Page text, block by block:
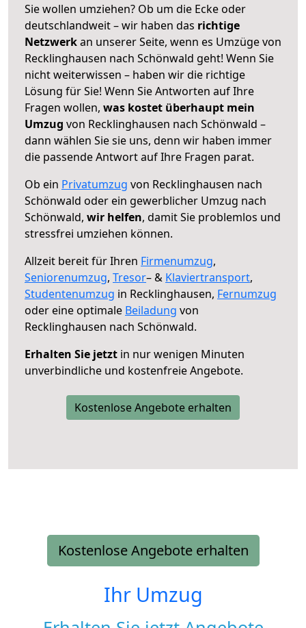
Sie wollen umziehen? Ob um die Ecke oder
deutschlandweit – wir haben das richtige
Netzwerkan unserer Seite, wenn es Umzüge von
Recklinghausen nach Schönwald geht! Wenn Sie
nicht weiterwissen – haben wir die richtige
Lösung für Sie! Wenn Sie Antworten auf Ihre
Fragen wollen, was kostet überhaupt mein
Umzug von Recklinghausen nach Schönwald –
dann wählen Sie sie uns, denn wir haben immer
die passende Antwort auf Ihre Fragen parat.
Ob ein Privatumzug von Recklinghausen nach
Schönwald oder ein gewerblicher Umzug nach
Schönwald, wir helfen, damit Sie problemlos und
stressfrei umziehen können.
Allzeit bereit für Ihren Firmenumzug,
Seniorenumzug, Tresor– & Klaviertransport,
Studentenumzug in Recklinghausen, Fernumzug
oder eine optimale Beiladung von
Recklinghausen nach Schönwald.
Erhalten Sie jetzt in nur wenigen Minuten
unverbindliche und kostenfreie Angebote.
Kostenlose Angebote erhalten
Kostenlose Angebote erhalten
Ihr Umzug